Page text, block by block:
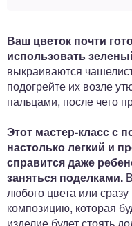
Ваш цветок почти
использовать
выкраиваются
подогрейте их возле
пальцами, после чего
Этот мастер-класс с
настолько легкий и
справится даже
заняться поделками.
любого цвета или
композицию, которая